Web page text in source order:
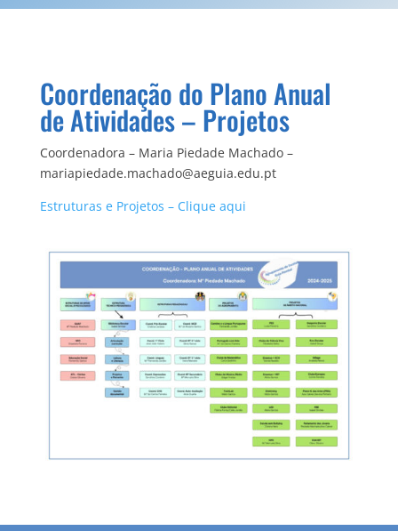
Coordenação do Plano Anual
de Atividades – Projetos
Coordenadora – Maria Piedade Machado –
mariapiedade.machado@aeguia.edu.pt
Estruturas e Projetos – Clique aqui